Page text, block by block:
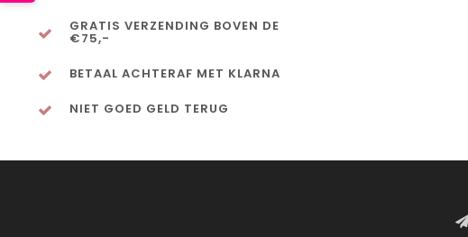
GRATIS VERZENDING BOVEN DE
€75,-
BETAAL ACHTERAF MET KLARNA
NIET GOED GELD TERUG